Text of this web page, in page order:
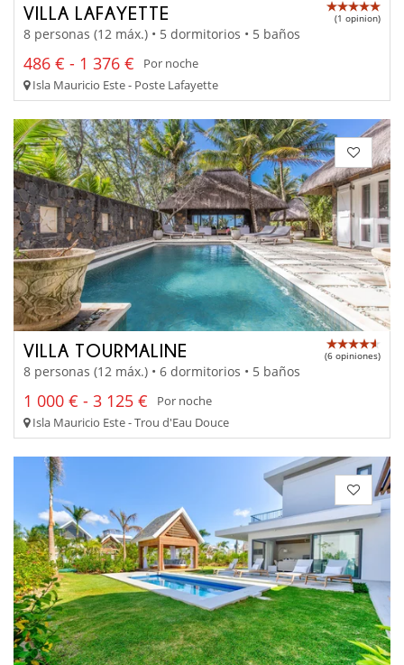
VILLA LAFAYETTE (1 opinion)
8 personas (12 máx.) • 5 dormitorios • 5 baños
486 € - 1 376 €
Por noche
Isla Mauricio Este - Poste Lafayette
VILLA TOURMALINE (6 opiniones)
8 personas (12 máx.) • 6 dormitorios • 5 baños
1 000 € - 3 125 €
Por noche
Isla Mauricio Este - Trou d'Eau Douce